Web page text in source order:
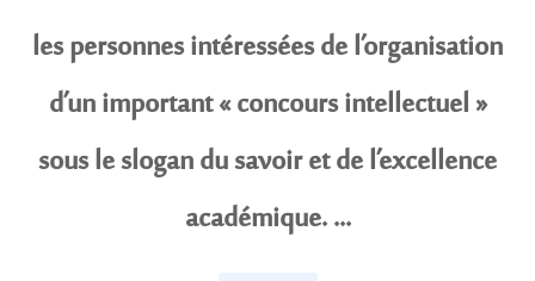
les personnes intéressées de l’organisation
d’un important « concours intellectuel »
sous le slogan du savoir et de l’excellence
académique. ...